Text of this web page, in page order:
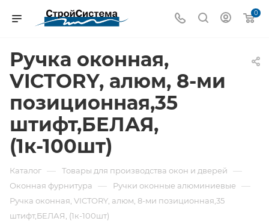
0
Ручка оконная,
VICTORY, алюм, 8-ми
позиционная,35
штифт,БЕЛАЯ,
(1к-100шт)
Каталог — Товары для производства окон и дверей —
Оконная фурнитура — Ручки оконные алюминиевые —
Ручка оконная, VICTORY, алюм, 8-ми позиционная,35
штифт,БЕЛАЯ, (1к-100шт)